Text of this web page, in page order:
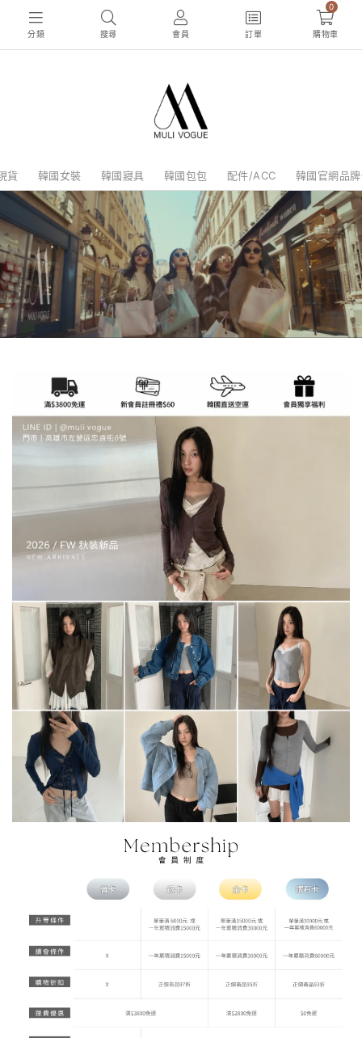
分類 搜尋 會員 訂單
0
購物車
貨 韓國女裝 韓國寢具 韓國包包 配件/ACC 韓國官網品